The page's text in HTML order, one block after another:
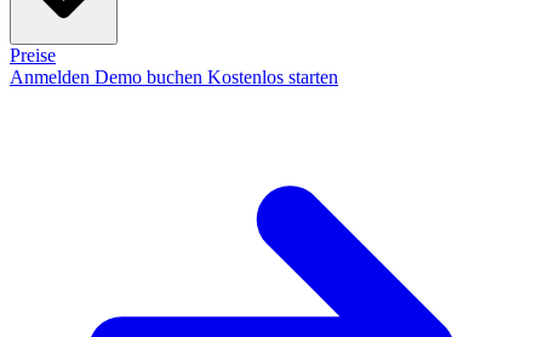
Preise
Anmelden Demo buchen Kostenlos starten